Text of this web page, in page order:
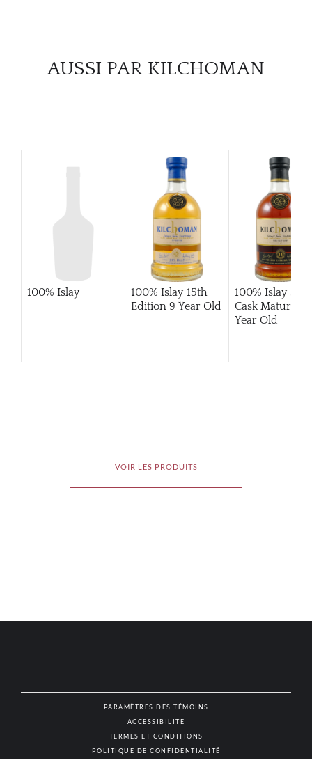
AUSSI PAR KILCHOMAN
100% Islay
100% Islay 15th
Edition 9 Year Old
100% Islay
Cask Matured
Year Old
VOIR LES PRODUITS
PARAMÈTRES DES TÉMOINS
ACCESSIBILITÉ
TERMES ET CONDITIONS
POLITIQUE DE CONFIDENTIALITÉ